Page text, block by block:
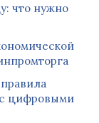
что нужно
с цифровыми